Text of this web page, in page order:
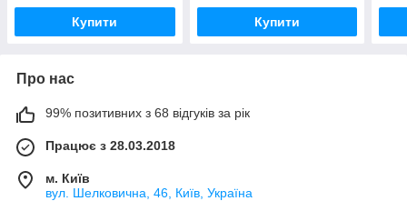
Купити Купити
Про нас
99% позитивних з 68 відгуків за рік
Працює з 28.03.2018
м. Київ
вул. Шелковична, 46, Київ, Україна